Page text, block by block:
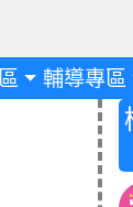
輔導專區